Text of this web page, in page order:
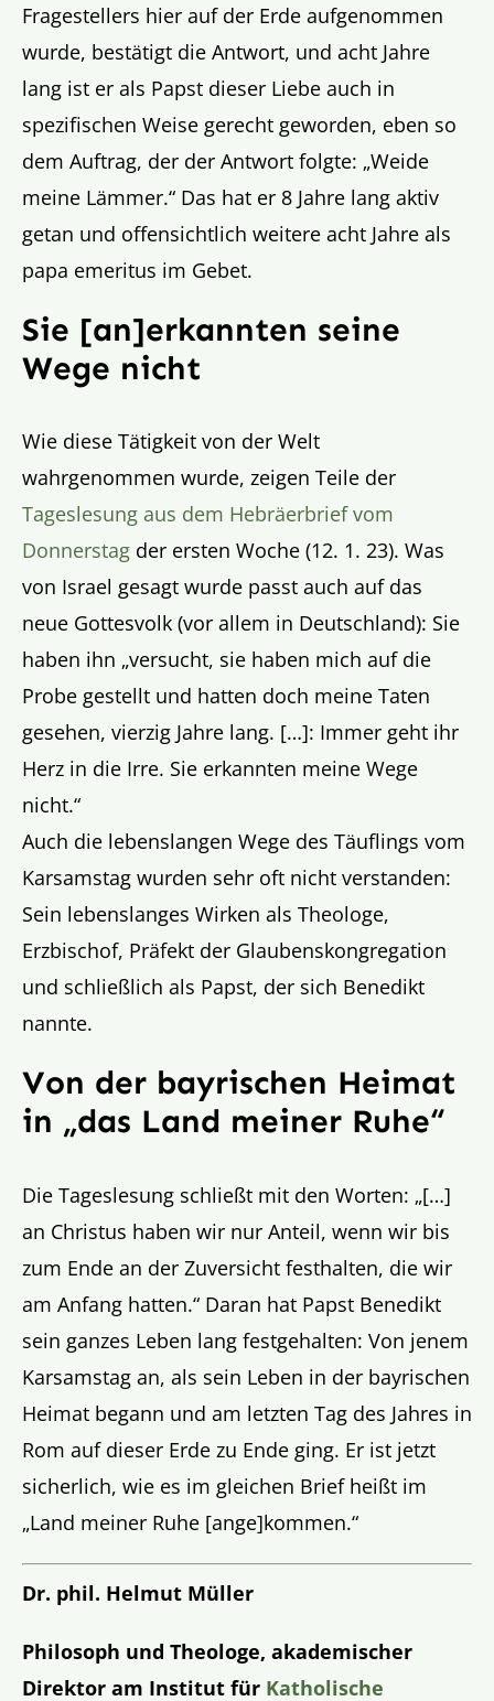
Fragestellers hier auf der Erde aufgenommen
wurde, bestätigt die Antwort, und acht Jahre
lang ist er als Papst dieser Liebe auch in
spezifischen Weise gerecht geworden, eben so
dem Auftrag, der der Antwort folgte: „Weide
meine Lämmer.“ Das hat er 8 Jahre lang aktiv
getan und offensichtlich weitere acht Jahre als
papa emeritus im Gebet.
Sie [an]erkannten seine
Wege nicht
Wie diese Tätigkeit von der Welt
wahrgenommen wurde, zeigen Teile der
Tageslesung aus dem Hebräerbrief vom
Donnerstag der ersten Woche (12. 1. 23). Was
von Israel gesagt wurde passt auch auf das
neue Gottesvolk (vor allem in Deutschland): Sie
haben ihn „versucht, sie haben mich auf die
Probe gestellt und hatten doch meine Taten
gesehen, vierzig Jahre lang. […]: Immer geht ihr
Herz in die Irre. Sie erkannten meine Wege
nicht.“
Auch die lebenslangen Wege des Täuflings vom
Karsamstag wurden sehr oft nicht verstanden:
Sein lebenslanges Wirken als Theologe,
Erzbischof, Präfekt der Glaubenskongregation
und schließlich als Papst, der sich Benedikt
nannte.
Von der bayrischen Heimat
in „das Land meiner Ruhe“
Die Tageslesung schließt mit den Worten: „[…]
an Christus haben wir nur Anteil, wenn wir bis
zum Ende an der Zuversicht festhalten, die wir
am Anfang hatten.“ Daran hat Papst Benedikt
sein ganzes Leben lang festgehalten: Von jenem
Karsamstag an, als sein Leben in der bayrischen
Heimat begann und am letzten Tag des Jahres in
Rom auf dieser Erde zu Ende ging. Er ist jetzt
sicherlich, wie es im gleichen Brief heißt im
„Land meiner Ruhe [ange]kommen.“
Dr. phil. Helmut Müller
Philosoph und Theologe, akademischer
Direktor am Institut für Katholische